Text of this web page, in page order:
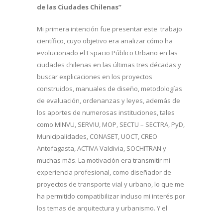
de las Ciudades Chilenas”
Mi primera intención fue presentar este trabajo
científico, cuyo objetivo era analizar cómo ha
evolucionado el Espacio Público Urbano en las
ciudades chilenas en las últimas tres décadas y
buscar explicaciones en los proyectos
construidos, manuales de diseño, metodologías
de evaluación, ordenanzas y leyes, además de
los aportes de numerosas instituciones, tales
como MINVU, SERVIU, MOP, SECTU – SECTRA, PyD,
Municipalidades, CONASET, UOCT, CREO
Antofagasta, ACTIVA Valdivia, SOCHITRAN y
muchas más. La motivación era transmitir mi
experiencia profesional, como diseñador de
proyectos de transporte vial y urbano, lo que me
ha permitido compatibilizar incluso mi interés por
los temas de arquitectura y urbanismo. Y el